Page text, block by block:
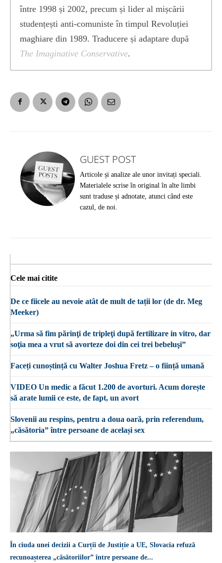
între 1998 și 2002, precum și lider al mișcării
studențești anti-comuniste în timpul Revoluției
maghiare din 1989. Traducere și adaptare după
The Imaginative Conservative.
GUEST POST
Articole și analize ale unor invitați speciali.
Materialele scrise în original în alte limbi
sunt traduse și adnotate, atunci când este
cazul, de noi.
În ciuda unei decizii a Curții de Justiție a UE, Slovacia refuză
recunoașterea „căsătoriilor” între persoane de...
Cele mai citite
De ce fiicele au nevoie atât de mult de tații lor (de dr. Meg
Meeker)
„Urma să fim părinţi de tripleţi după fertilizare in vitro, dar
soţia mea a vrut să avorteze doi din cei trei bebeluşi”
Faceți cunoștință cu Walter Joshua Fretz – o ființă umană
VIDEO Un medic a făcut 1.200 de avorturi. Acum dorește
să arate lumii ce este, de fapt, un avort
Slovenii au respins, pentru a doua oară, prin referendum,
„căsătoria” între persoane de același sex